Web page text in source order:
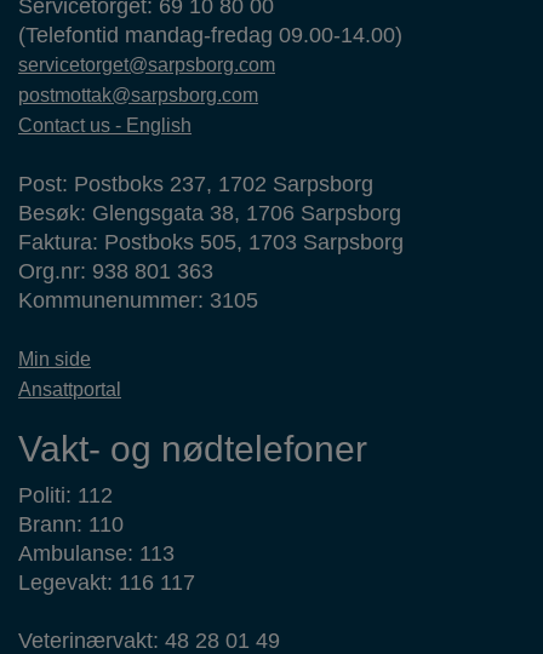
Servicetorget: 69 10 80 00
(Telefontid mandag-fredag 09.00-14.00)
servicetorget@sarpsborg.com
postmottak@sarpsborg.com
Contact us - English
Post: Postboks 237, 1702 Sarpsborg
Besøk: Glengsgata 38, 1706 Sarpsborg
Faktura: Postboks 505, 1703 Sarpsborg
Org.nr: 938 801 363
Kommunenummer: 3105
Min side
Ansattportal
Vakt- og nødtelefoner
Politi: 112
Brann: 110
Ambulanse: 113
Legevakt: 116 117
Veterinærvakt: 48 28 01 49